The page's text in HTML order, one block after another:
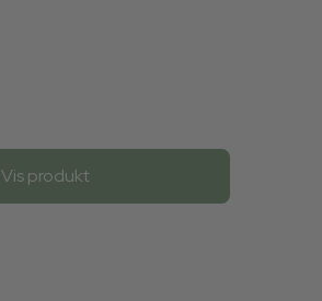
Vis produkt